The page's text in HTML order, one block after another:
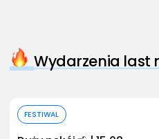
Wydarzenia last
FESTIWAL